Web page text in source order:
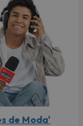
de Moda'